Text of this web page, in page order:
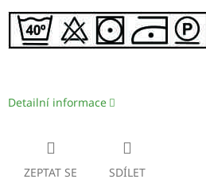
Detailní informace
ZEPTAT SE SDÍLET